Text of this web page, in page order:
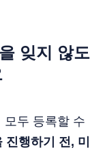
잊지 않도
모두 등록할 수
행하기 전, 미